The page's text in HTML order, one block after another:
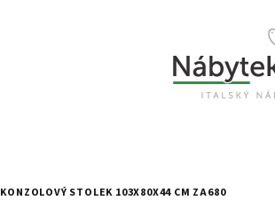
KONZOLOVÝ STOLEK 103X80X44 CM ZA680